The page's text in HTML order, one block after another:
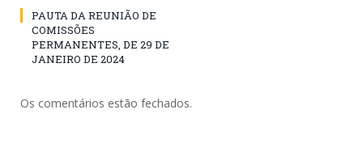
PAUTA DA REUNIÃO DE
COMISSÕES
PERMANENTES, DE 29 DE
JANEIRO DE 2024
Os comentários estão fechados.